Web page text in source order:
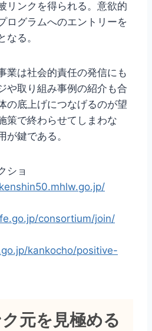
リンクを得られる。意欲的
ログラムへのエントリーを
なる。
業は社会的責任の発信にも
や取り組み事例の紹介も合
の底上げにつなげるのが望
策で終わらせてしまわな
が鍵である。
ショ
consortium/join/
kankocho/positive-
元を見極める